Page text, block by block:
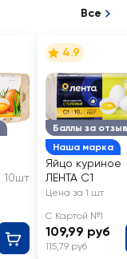
Все
10шт
Баллы за отзыв
Наша марка
4.9
Яйцо куриное
ЛЕНТА С1
Цена за 1 шт
С Картой №1
109,99 руб
115,79 руб